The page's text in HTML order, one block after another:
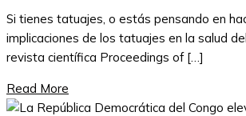
Si tienes tatuajes, o estás pensando en
implicaciones de los tatuajes en la salud
revista científica Proceedings of […]
Read More